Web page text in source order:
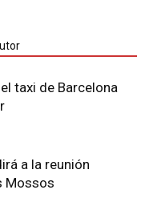
taxi de Barcelona
a la reunión
Mossos